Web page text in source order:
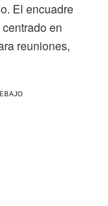
El encuadre
en
reuniones,